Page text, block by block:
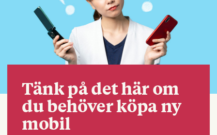
Tänk på det här om
du behöver köpa ny
mobil